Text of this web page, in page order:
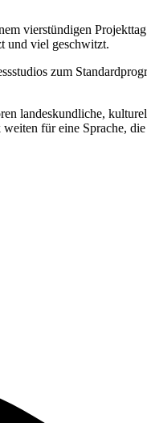
vierstündigen
und viel geschwitzt.
zum
landeskundliche,
für eine Sprache,